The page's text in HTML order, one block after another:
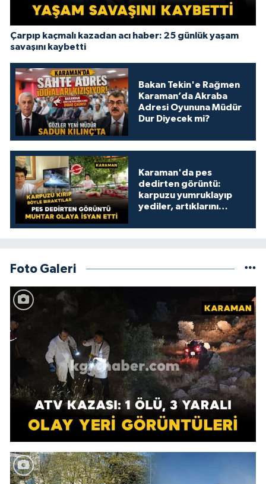
Çarpıp kaçmalı kazadan acı haber: 25 günlük yaşam
savaşını kaybetti
Bakan Tekin'e Rağmen
Karaman’da Akraba
Adresi Oyununa Müdür
Dur Diyecek mi?
Karaman'da pes
dedirten görüntü:
karpuzu yumruklayıp
yediler, artıklarını
Foto Galeri